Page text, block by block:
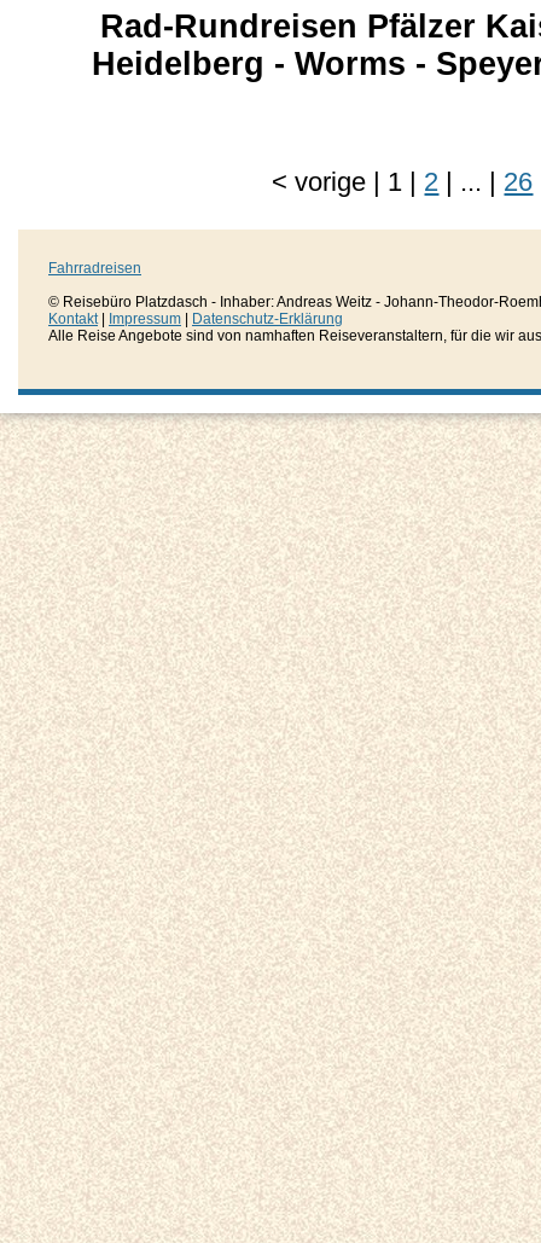
Rad-Rundreisen Pfälzer
Heidelberg - Worms -
<vorige | 1 | 2 | ... | 26
Fahrradreisen
© Reisebüro Platzdasch - Inhaber: Andreas Weitz - Johann-Theodor-
Kontakt| Impressum
Datenschutz-Erklärung
Alle Reise Angebote sind von namhaften Reiseveranstaltern, für die wir